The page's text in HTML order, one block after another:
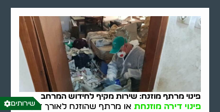
פינוי מרתף מוזנח: שירות מקיף לחידוש המרחב
פינוי דירה מוזנחת או מרתף שהוזנח לאורך זמןשירותים